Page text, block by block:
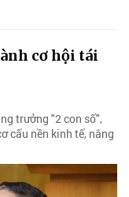
cơ hội tái
trưởng "2 con số",
cấu nền kinh tế, nâng